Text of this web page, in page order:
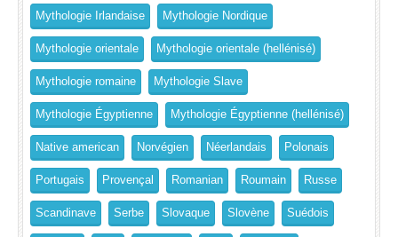
Mythologie Irlandaise Mythologie Nordique
Mythologie orientale Mythologie orientale (hellénisé)
Mythologie romaine Mythologie Slave
Mythologie Égyptienne Mythologie Égyptienne (hellénisé)
Native american Norvégien Néerlandais Polonais
Portugais Provençal Romanian Roumain Russe
Scandinave Serbe Slovaque Slovène Suédois